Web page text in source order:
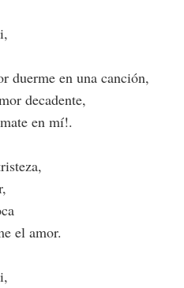
duerme en una canción,
decadente,
en mí!.
el amor.